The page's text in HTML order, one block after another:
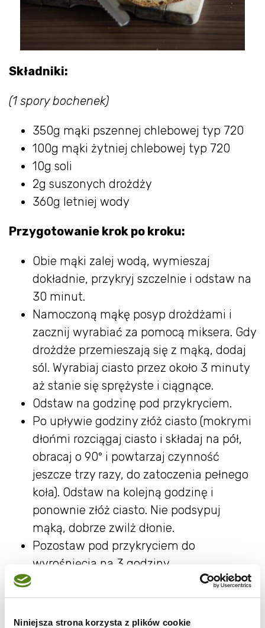
Niniejsza strona korzysta z plików cookie
Składniki:
(1 spory bochenek)
350g mąki pszennej chlebowej typ 720
100g mąki żytniej chlebowej typ 720
10g soli
2g suszonych drożdży
360g letniej wody
Przygotowanie krok po kroku:
Obie mąki zalej wodą, wymieszaj
dokładnie, przykryj szczelnie i odstaw na
30 minut.
Namoczoną mąkę posyp drożdżami i
zacznij wyrabiać za pomocą miksera. Gdy
drożdże przemieszają się z mąką, dodaj
sól. Wyrabiaj ciasto przez około 3 minuty
aż stanie się sprężyste i ciągnące.
Odstaw na godzinę pod przykryciem.
Po upływie godziny złóż ciasto (mokrymi
dłońmi rozciągaj ciasto i składaj na pół,
obracaj o 90° i powtarzaj czynność
jeszcze trzy razy, do zatoczenia pełnego
koła). Odstaw na kolejną godzinę i
ponownie złóż ciasto. Nie podsypuj
mąką, dobrze zwilż dłonie.
Pozostaw pod przykryciem do
wyrośnięcia na 3 godziny.
Ciasto można pozostawić też do
wyrośnięcia w lodówce. W tym celu złóż
ciasto 10 minut po wyrobieniu i wstaw do